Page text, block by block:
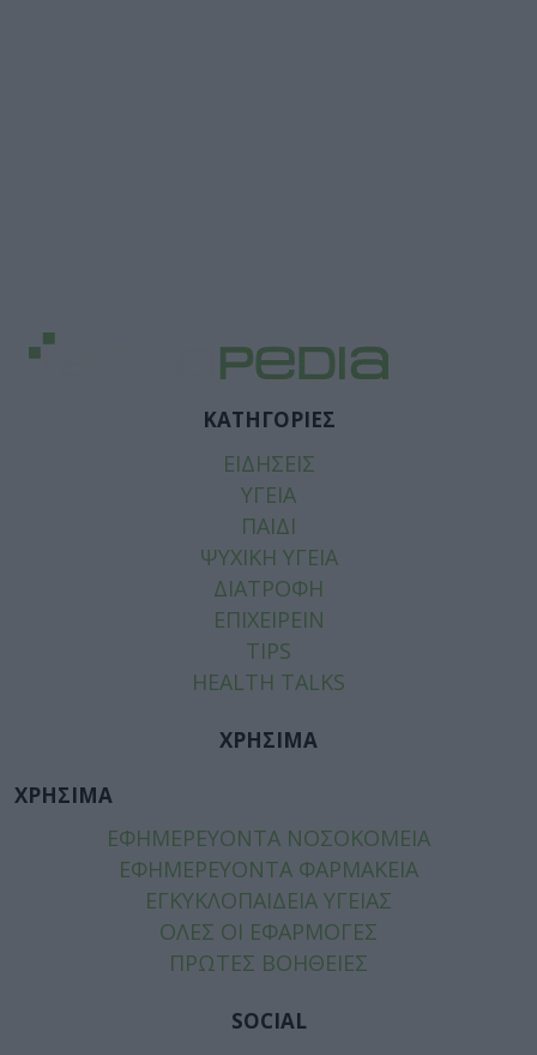
ΚΑΤΗΓΟΡΙΕΣ
ΕΙΔΗΣΕΙΣ
ΥΓΕΙΑ
ΠΑΙΔΙ
ΨΥΧΙΚΗ ΥΓΕΙΑ
ΔΙΑΤΡΟΦΗ
ΕΠΙΧΕΙΡΕΙΝ
TIPS
HEALTH TALKS
ΧΡΗΣΙΜΑ
ΧΡΗΣΙΜΑ
ΕΦΗΜΕΡΕΥΟΝΤΑ ΝΟΣΟΚΟΜΕΙΑ
ΕΦΗΜΕΡΕΥΟΝΤΑ ΦΑΡΜΑΚΕΙΑ
ΕΓΚΥΚΛΟΠΑΙΔΕΙΑ ΥΓΕΙΑΣ
ΟΛΕΣ ΟΙ ΕΦΑΡΜΟΓΕΣ
ΠΡΩΤΕΣ ΒΟΗΘΕΙΕΣ
SOCIAL